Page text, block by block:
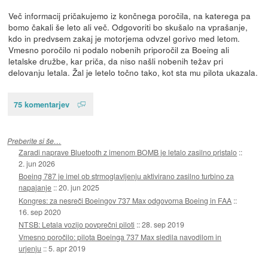
Več informacij pričakujemo iz končnega poročila, na katerega pa
bomo čakali še leto ali več. Odgovoriti bo skušalo na vprašanje,
kdo in predvsem zakaj je motorjema odvzel gorivo med letom.
Vmesno poročilo ni podalo nobenih priporočil za Boeing ali
letalske družbe, kar priča, da niso našli nobenih težav pri
delovanju letala. Žal je letelo točno tako, kot sta mu pilota ukazala.
75 komentarjev
Preberite si še…
Zaradi naprave Bluetooth z imenom BOMB je letalo zasilno pristalo ::
2. jun 2026
Boeing 787 je imel ob strmoglavljenju aktivirano zasilno turbino za
napajanje ::20. jun 2025
Kongres: za nesreči Boeingov 737 Max odgovorna Boeing in FAA ::
16. sep 2020
NTSB: Letala vozijo povprečni piloti ::28. sep 2019
Vmesno poročilo: pilota Boeinga 737 Max sledila navodilom in
urjenju ::5. apr 2019